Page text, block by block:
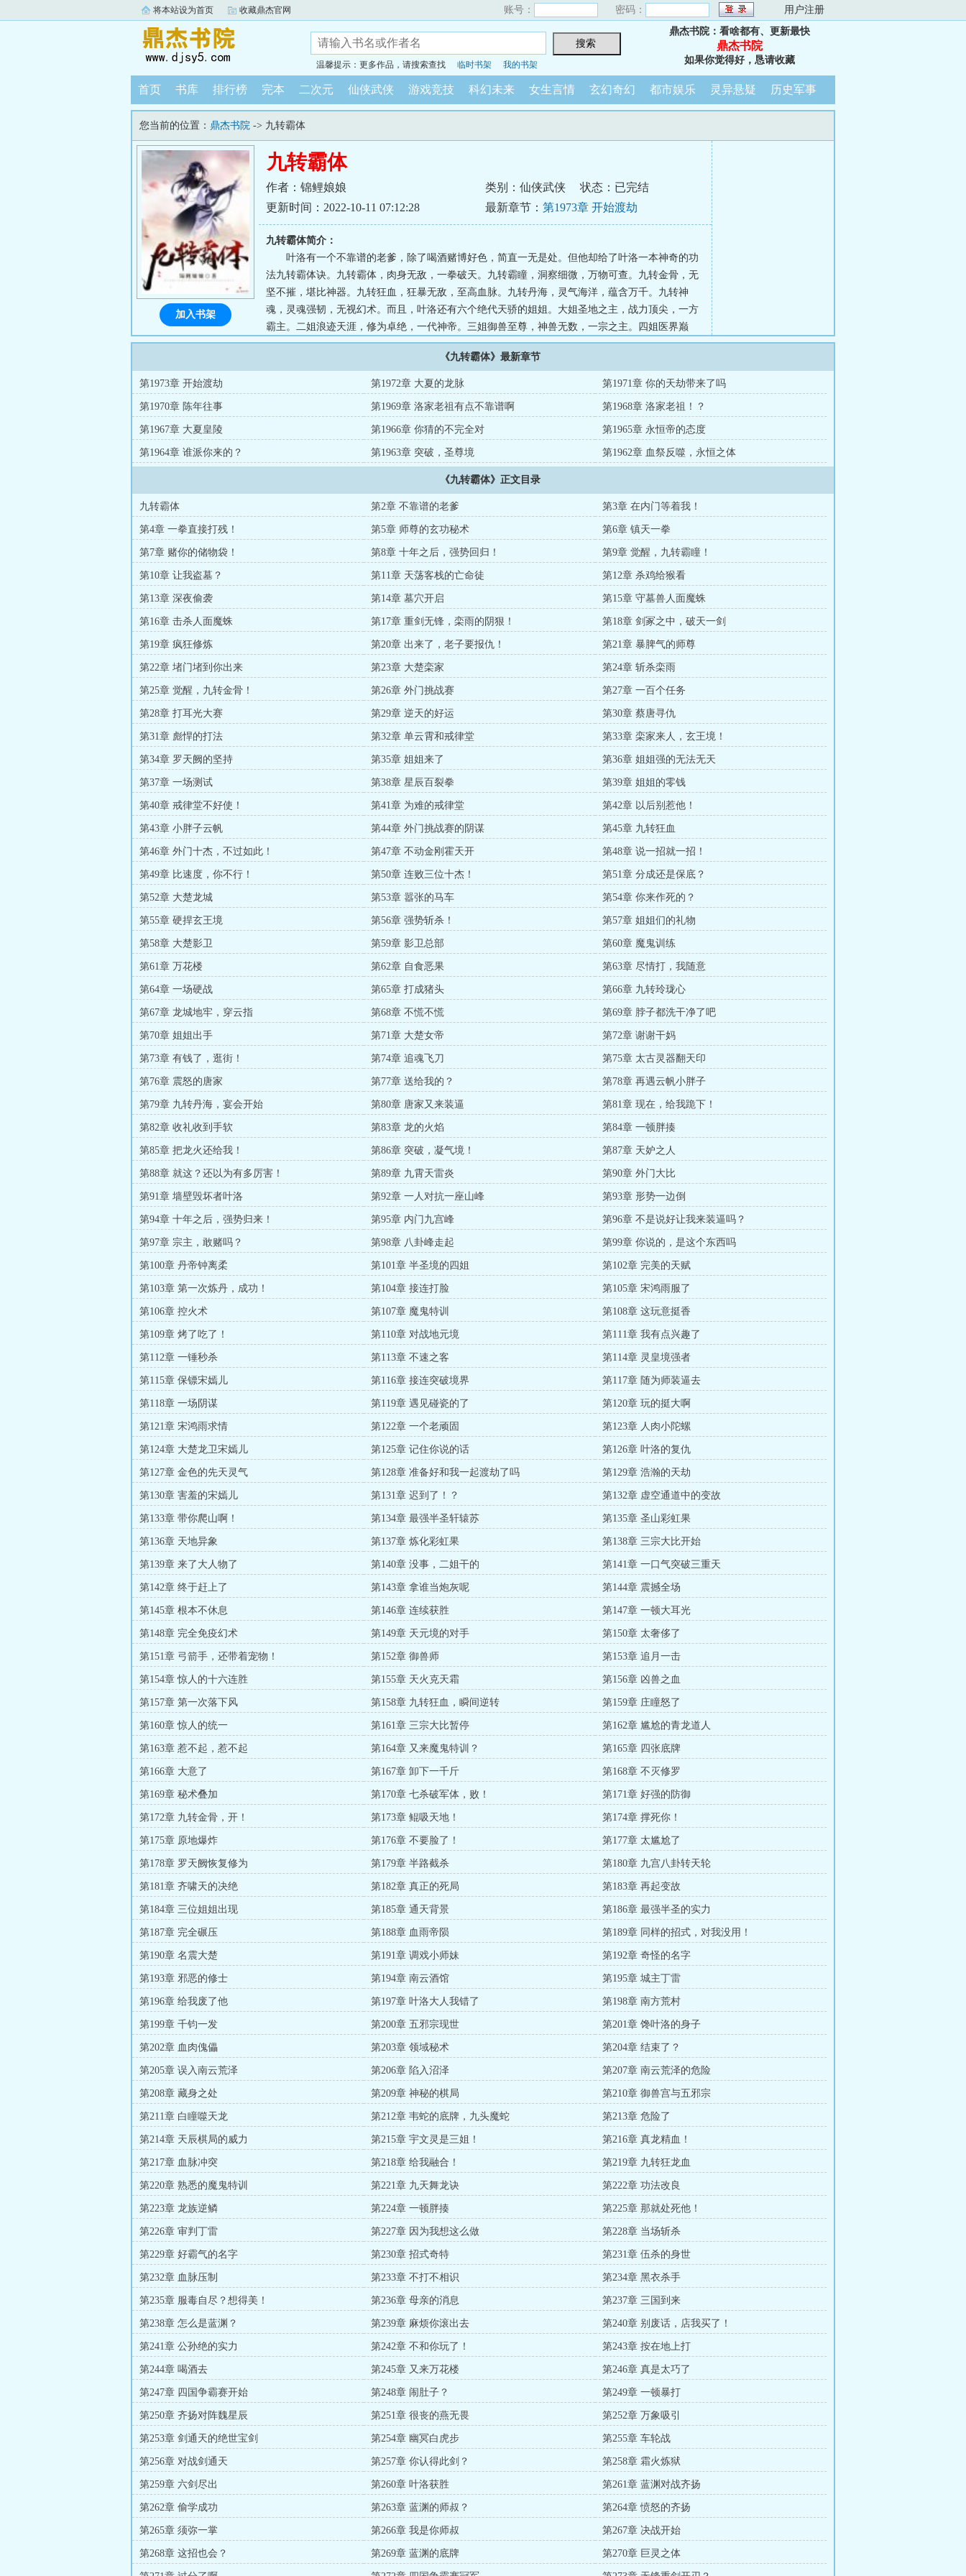
将本站设为首页 收藏鼎杰官网 账号： 密码： 用户注册
温馨提示：更多作品，请搜索查找 临时书架 我的书架
鼎杰书院：看啥都有、更新最快
鼎杰书院
如果你觉得好，恳请收藏
首页 书库 排行榜 完本 二次元 仙侠武侠 游戏竞技 科幻未来 女生言情 玄幻奇幻 都市娱乐 灵异悬疑 历史军事
您当前的位置： 鼎杰书院 -> 九转霸体
九转霸体
作者：锦鲤娘娘 类别：仙侠武侠
状态：已完结
更新时间：2022-10-11 07:12:28
最新章节： 第1973章 开始渡劫
九转霸体简介：
叶洛有一个不靠谱的老爹，除了喝酒赌博好色，简直一无是处。但他却给了叶洛一本神奇的功
法九转霸体诀。九转霸体，肉身无敌，一拳破天。九转霸瞳，洞察细微，万物可查。九转金骨，无
坚不摧，堪比神器。九转狂血，狂暴无敌，至高血脉。九转丹海，灵气海洋，蕴含万千。九转神
魂，灵魂强韧，无视幻术。而且，叶洛还有六个绝代天骄的姐姐。大姐圣地之主，战力顶尖，一方
霸主。二姐浪迹天涯，修为卓绝，一代神帝。三姐御兽至尊，神兽无数，一宗之主。四姐医界巅
峰，起死回生，妙手仁心。五姐阵法帝尊，阵法通天，无人敢惹。六姐兵马元帅，一人之下，万人
之上。渐渐的，叶洛发现自己这些姐姐的身份，一个比一个不简单！他老爹的身份，似乎也不简
单！等等，我自己的身份，似乎也不简单！...
加入书架
《九转霸体》最新章节
第1973章 开始渡劫 第1972章 大夏的龙脉 第1971章 你的天劫带来了吗
第1970章 陈年往事 第1969章 洛家老祖有点不靠谱啊 第1968章 洛家老祖！？
第1967章 大夏皇陵 第1966章 你猜的不完全对 第1965章 永恒帝的态度
第1964章 谁派你来的？ 第1963章 突破，圣尊境 第1962章 血祭反噬，永恒之体
《九转霸体》正文目录
九转霸体 第2章 不靠谱的老爹 第3章 在内门等着我！
第4章 一拳直接打残！ 第5章 师尊的玄功秘术 第6章 镇天一拳
第7章 赌你的储物袋！ 第8章 十年之后，强势回归！ 第9章 觉醒，九转霸瞳！
第10章 让我盗墓？ 第11章 天荡客栈的亡命徒 第12章 杀鸡给猴看
第13章 深夜偷袭 第14章 墓穴开启 第15章 守墓兽人面魔蛛
第16章 击杀人面魔蛛 第17章 重剑无锋，栾雨的阴狠！ 第18章 剑冢之中，破天一剑
第19章 疯狂修炼 第20章 出来了，老子要报仇！ 第21章 暴脾气的师尊
第22章 堵门堵到你出来 第23章 大楚栾家 第24章 斩杀栾雨
第25章 觉醒，九转金骨！ 第26章 外门挑战赛 第27章 一百个任务
第28章 打耳光大赛 第29章 逆天的好运 第30章 蔡唐寻仇
第31章 彪悍的打法 第32章 单云霄和戒律堂 第33章 栾家来人，玄王境！
第34章 罗天阙的坚持 第35章 姐姐来了 第36章 姐姐强的无法无天
第37章 一场测试 第38章 星辰百裂拳 第39章 姐姐的零钱
第40章 戒律堂不好使！ 第41章 为难的戒律堂 第42章 以后别惹他！
第43章 小胖子云帆 第44章 外门挑战赛的阴谋 第45章 九转狂血
第46章 外门十杰，不过如此！ 第47章 不动金刚霍天开 第48章 说一招就一招！
第49章 比速度，你不行！ 第50章 连败三位十杰！ 第51章 分成还是保底？
第52章 大楚龙城 第53章 嚣张的马车 第54章 你来作死的？
第55章 硬捍玄王境 第56章 强势斩杀！ 第57章 姐姐们的礼物
第58章 大楚影卫 第59章 影卫总部 第60章 魔鬼训练
第61章 万花楼 第62章 自食恶果 第63章 尽情打，我随意
第64章 一场硬战 第65章 打成猪头 第66章 九转玲珑心
第67章 龙城地牢，穿云指 第68章 不慌不慌 第69章 脖子都洗干净了吧
第70章 姐姐出手 第71章 大楚女帝 第72章 谢谢干妈
第73章 有钱了，逛街！ 第74章 追魂飞刀 第75章 太古灵器翻天印
第76章 震怒的唐家 第77章 送给我的？ 第78章 再遇云帆小胖子
第79章 九转丹海，宴会开始 第80章 唐家又来装逼 第81章 现在，给我跪下！
第82章 收礼收到手软 第83章 龙的火焰 第84章 一顿胖揍
第85章 把龙火还给我！ 第86章 突破，凝气境！ 第87章 天妒之人
第88章 就这？还以为有多厉害！ 第89章 九霄天雷炎 第90章 外门大比
第91章 墙壁毁坏者叶洛 第92章 一人对抗一座山峰 第93章 形势一边倒
第94章 十年之后，强势归来！ 第95章 内门九宫峰 第96章 不是说好让我来装逼吗？
第97章 宗主，敢赌吗？ 第98章 八卦峰走起 第99章 你说的，是这个东西吗
第100章 丹帝钟离柔 第101章 半圣境的四姐 第102章 完美的天赋
第103章 第一次炼丹，成功！ 第104章 接连打脸 第105章 宋鸿雨服了
第106章 控火术 第107章 魔鬼特训 第108章 这玩意挺香
第109章 烤了吃了！ 第110章 对战地元境 第111章 我有点兴趣了
第112章 一锤秒杀 第113章 不速之客 第114章 灵皇境强者
第115章 保镖宋嫣儿 第116章 接连突破境界 第117章 随为师装逼去
第118章 一场阴谋 第119章 遇见碰瓷的了 第120章 玩的挺大啊
第121章 宋鸿雨求情 第122章 一个老顽固 第123章 人肉小陀螺
第124章 大楚龙卫宋嫣儿 第125章 记住你说的话 第126章 叶洛的复仇
第127章 金色的先天灵气 第128章 准备好和我一起渡劫了吗 第129章 浩瀚的天劫
第130章 害羞的宋嫣儿 第131章 迟到了！？ 第132章 虚空通道中的变故
第133章 带你爬山啊！ 第134章 最强半圣轩辕苏 第135章 圣山彩虹果
第136章 天地异象 第137章 炼化彩虹果 第138章 三宗大比开始
第139章 来了大人物了 第140章 没事，二姐干的 第141章 一口气突破三重天
第142章 终于赶上了 第143章 拿谁当炮灰呢 第144章 震撼全场
第145章 根本不休息 第146章 连续获胜 第147章 一顿大耳光
第148章 完全免疫幻术 第149章 天元境的对手 第150章 太奢侈了
第151章 弓箭手，还带着宠物！ 第152章 御兽师 第153章 追月一击
第154章 惊人的十六连胜 第155章 天火克天霜 第156章 凶兽之血
第157章 第一次落下风 第158章 九转狂血，瞬间逆转 第159章 庄瞳怒了
第160章 惊人的统一 第161章 三宗大比暂停 第162章 尴尬的青龙道人
第163章 惹不起，惹不起 第164章 又来魔鬼特训？ 第165章 四张底牌
第166章 大意了 第167章 卸下一千斤 第168章 不灭修罗
第169章 秘术叠加 第170章 七杀破军体，败！ 第171章 好强的防御
第172章 九转金骨，开！ 第173章 鲲吸天地！ 第174章 撑死你！
第175章 原地爆炸 第176章 不要脸了！ 第177章 太尴尬了
第178章 罗天阙恢复修为 第179章 半路截杀 第180章 九宫八卦转天轮
第181章 齐啸天的决绝 第182章 真正的死局 第183章 再起变故
第184章 三位姐姐出现 第185章 通天背景 第186章 最强半圣的实力
第187章 完全碾压 第188章 血雨帝陨 第189章 同样的招式，对我没用！
第190章 名震大楚 第191章 调戏小师妹 第192章 奇怪的名字
第193章 邪恶的修士 第194章 南云酒馆 第195章 城主丁雷
第196章 给我废了他 第197章 叶洛大人我错了 第198章 南方荒村
第199章 千钧一发 第200章 五邪宗现世 第201章 馋叶洛的身子
第202章 血肉傀儡 第203章 领域秘术 第204章 结束了？
第205章 误入南云荒泽 第206章 陷入沼泽 第207章 南云荒泽的危险
第208章 藏身之处 第209章 神秘的棋局 第210章 御兽宫与五邪宗
第211章 白瞳噬天龙 第212章 韦蛇的底牌，九头魔蛇 第213章 危险了
第214章 天辰棋局的威力 第215章 宇文灵是三姐！ 第216章 真龙精血！
第217章 血脉冲突 第218章 给我融合！ 第219章 九转狂龙血
第220章 熟悉的魔鬼特训 第221章 九天舞龙诀 第222章 功法改良
第223章 龙族逆鳞 第224章 一顿胖揍 第225章 那就处死他！
第226章 审判丁雷 第227章 因为我想这么做 第228章 当场斩杀
第229章 好霸气的名字 第230章 招式奇特 第231章 伍杀的身世
第232章 血脉压制 第233章 不打不相识 第234章 黑衣杀手
第235章 服毒自尽？想得美！ 第236章 母亲的消息 第237章 三国到来
第238章 怎么是蓝渊？ 第239章 麻烦你滚出去 第240章 别废话，店我买了！
第241章 公孙绝的实力 第242章 不和你玩了！ 第243章 按在地上打
第244章 喝酒去 第245章 又来万花楼 第246章 真是太巧了
第247章 四国争霸赛开始 第248章 闹肚子？ 第249章 一顿暴打
第250章 齐扬对阵魏星辰 第251章 很丧的燕无畏 第252章 万象吸引
第253章 剑通天的绝世宝剑 第254章 幽冥白虎步 第255章 车轮战
第256章 对战剑通天 第257章 你认得此剑？ 第258章 霜火炼狱
第259章 六剑尽出 第260章 叶洛获胜 第261章 蓝渊对战齐扬
第262章 偷学成功 第263章 蓝渊的师叔？ 第264章 愤怒的齐扬
第265章 须弥一掌 第266章 我是你师叔 第267章 决战开始
第268章 这招也会？ 第269章 蓝渊的底牌 第270章 巨灵之体